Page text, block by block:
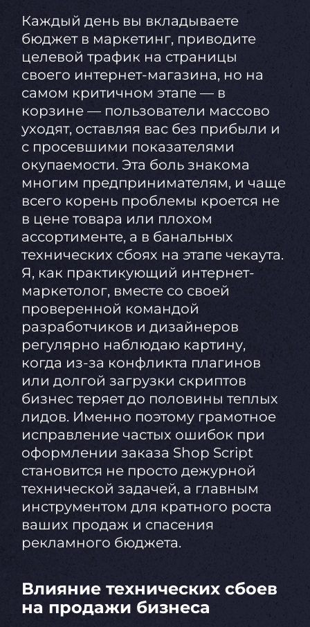
Каждый день вы вкладываете
бюджет в маркетинг, приводите
целевой трафик на страницы
своего интернет-магазина, но на
самом критичном этапе — в
корзине — пользователи массово
уходят, оставляя вас без прибыли и
с просевшими показателями
окупаемости. Эта боль знакома
многим предпринимателям, и чаще
всего корень проблемы кроется не
в цене товара или плохом
ассортименте, а в банальных
технических сбоях на этапе чекаута.
Я, как практикующий интернет-
маркетолог, вместе со своей
проверенной командой
разработчиков и дизайнеров
регулярно наблюдаю картину,
когда из-за конфликта плагинов
или долгой загрузки скриптов
бизнес теряет до половины теплых
лидов. Именно поэтому грамотное
исправление частых ошибок при
оформлении заказа Shop Script
становится не просто дежурной
технической задачей, а главным
инструментом для кратного роста
ваших продаж и спасения
рекламного бюджета.
Влияние технических сбоев
на продажи бизнеса